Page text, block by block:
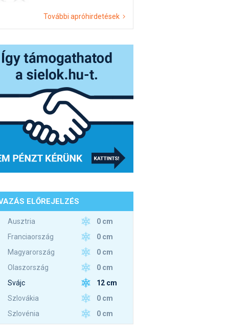
További apróhirdetések
ELŐREJELZÉS
Ausztria
0 cm
Franciaország
0 cm
Magyarország
0 cm
Olaszország
0 cm
Svájc
12 cm
Szlovákia
0 cm
Szlovénia
0 cm